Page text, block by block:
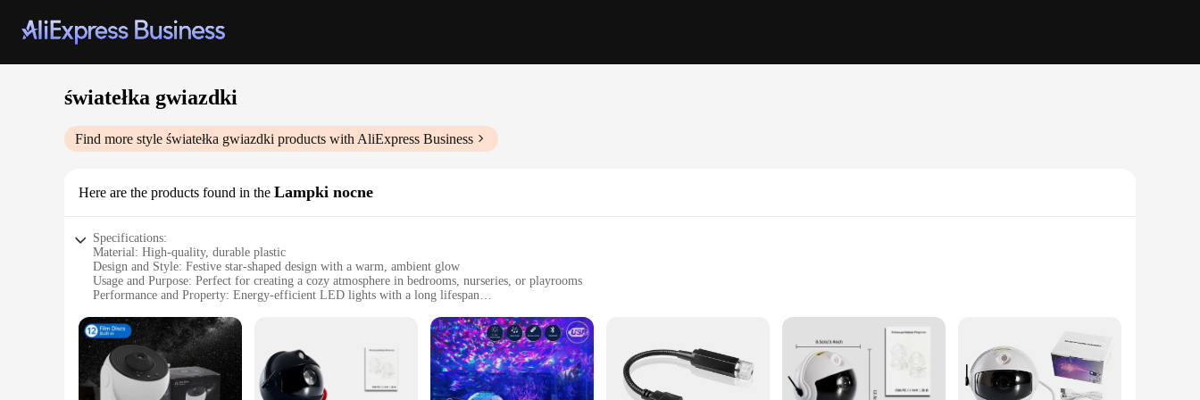
światełka gwiazdki
Find more style światełka gwiazdki products with AliExpress Business
Here are the products found in the Lampki nocne
Specifications:
Material: High-quality, durable plastic
Design and Style: Festive star-shaped design with a warm, ambient glow
Usage and Purpose: Perfect for creating a cozy atmosphere in bedrooms, nurseries, or playrooms
Performance and Property: Energy-efficient LED lights with a long lifespan
Applicable People: Ideal for children and adults alike, enhancing the festive spirit
Features:
|Wholesale|
**Enchanting Decor for Every Occasion**